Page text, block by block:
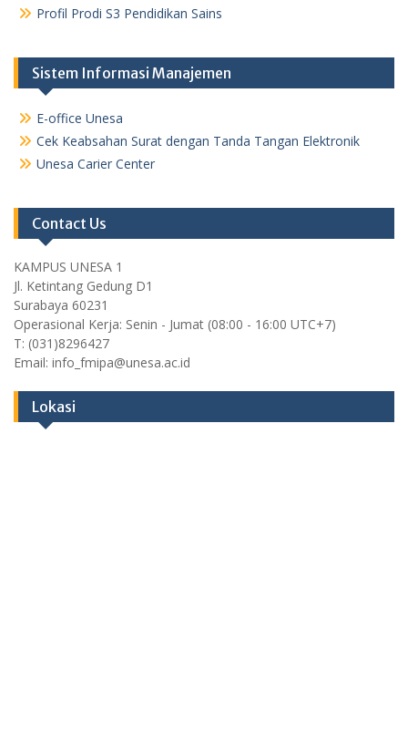
Profil Prodi S3 Pendidikan Sains
Sistem Informasi Manajemen
E-office Unesa
Cek Keabsahan Surat dengan Tanda Tangan Elektronik
Unesa Carier Center
Contact Us
KAMPUS UNESA 1
Jl. Ketintang Gedung D1
Surabaya 60231
Operasional Kerja: Senin - Jumat (08:00 - 16:00 UTC+7)
T: (031)8296427
Email: info_fmipa@unesa.ac.id
Lokasi